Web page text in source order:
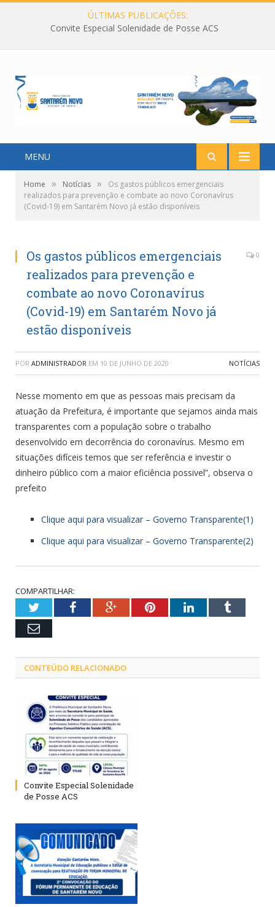
ÚLTIMAS PUBLICAÇÕES:
Convite Especial Solenidade de Posse ACS
MENU
Home » Notícias »
Os gastos públicos emergenciais
realizados para prevenção e combate ao novo Coronavírus
(Covid-19) em Santarém Novo já estão disponíveis
Os gastos públicos emergenciais
realizados para prevenção e
combate ao novo Coronavírus
(Covid-19) em Santarém Novo já
estão disponíveis
0
POR ADMINISTRADOR EM 10 DE JUNHO DE 2020 NOTÍCIAS
Nesse momento em que as pessoas mais precisam da
atuação da Prefeitura, é importante que sejamos ainda mais
transparentes com a população sobre o trabalho
desenvolvido em decorrência do coronavírus. Mesmo em
situações difíceis temos que ser referência e investir o
dinheiro público com a maior eficiência possivel”, observa o
prefeito
Clique aqui para visualizar – Governo Transparente(1)
Clique aqui para visualizar – Governo Transparente(2)
COMPARTILHAR:
TwitterFacebookGoogle+PinterestLinkedInTumblr
Email
CONTEÚDO RELACIONADO
Convite Especial Solenidade
de Posse ACS